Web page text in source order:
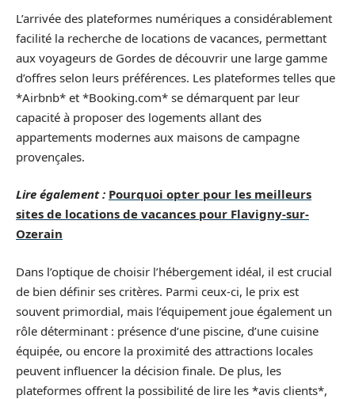
L’arrivée des plateformes numériques a considérablement
facilité la recherche de locations de vacances, permettant
aux voyageurs de Gordes de découvrir une large gamme
d’offres selon leurs préférences. Les plateformes telles que
*Airbnb* et *Booking.com* se démarquent par leur
capacité à proposer des logements allant des
appartements modernes aux maisons de campagne
provençales.
Lire également : Pourquoi opter pour les meilleurs
sites de locations de vacances pour Flavigny-sur-
Ozerain
Dans l’optique de choisir l’hébergement idéal, il est crucial
de bien définir ses critères. Parmi ceux-ci, le prix est
souvent primordial, mais l’équipement joue également un
rôle déterminant : présence d’une piscine, d’une cuisine
équipée, ou encore la proximité des attractions locales
peuvent influencer la décision finale. De plus, les
plateformes offrent la possibilité de lire les *avis clients*,